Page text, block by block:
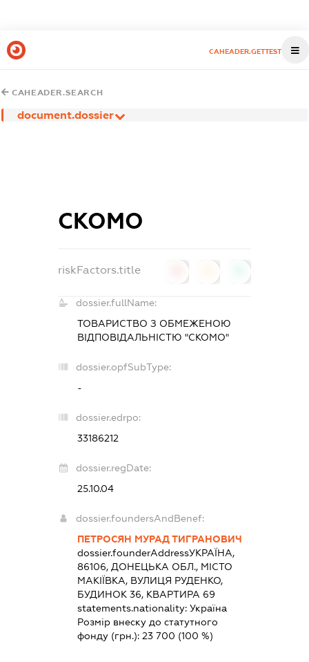
CAHEADER.GETTEST
CAHEADER.SEARCH
document.dossier
СКОМО
riskFactors.title
dossier.fullName:
ТОВАРИСТВО З ОБМЕЖЕНОЮ
ВІДПОВІДАЛЬНІСТЮ "СКОМО"
dossier.opfSubType:
-
dossier.edrpo:
33186212
dossier.regDate:
25.10.04
dossier.foundersAndBenef:
ПЕТРОСЯН МУРАД ТИГРАНОВИЧ
dossier.founderAddressУКРАЇНА,
86106, ДОНЕЦЬКА ОБЛ., МІСТО
МАКІЇВКА, ВУЛИЦЯ РУДЕНКО,
БУДИНОК 36, КВАРТИРА 69
statements.nationality:Україна
Розмір внеску до статутного
фонду (грн.):23 700 (100 %)